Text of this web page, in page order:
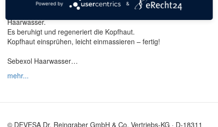
Probieren Sie einfach unser mineralstoffhaltiges Sebexol
Haarwasser.
Es beruhigt und regeneriert die Kopfhaut.
Kopfhaut einsprühen, leicht einmassieren – fertig!
Sebexol Haarwasser…
mehr...
© DEVESA Dr. Reingraber GmbH & Co. Vertriebs-KG · D-18311
Powered by &